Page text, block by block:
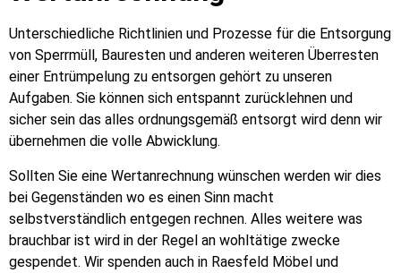
Unterschiedliche Richtlinien und Prozesse für die Entsorgung
von Sperrmüll, Bauresten und anderen weiteren Überresten
einer Entrümpelung zu entsorgen gehört zu unseren
Aufgaben. Sie können sich entspannt zurücklehnen und
sicher sein das alles ordnungsgemäß entsorgt wird denn wir
übernehmen die volle Abwicklung.
Sollten Sie eine Wertanrechnung wünschen werden wir dies
bei Gegenständen wo es einen Sinn macht
selbstverständlich entgegen rechnen. Alles weitere was
brauchbar ist wird in der Regel an wohltätige zwecke
gespendet. Wir spenden auch in Raesfeld Möbel und